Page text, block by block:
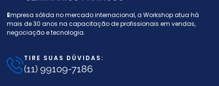
Empresa sólida no mercado internacional, a Workshop atua há
mais de 30 anos na capacitação de profissionais em vendas,
negociação e tecnologia.
TIRE SUAS DÚVIDAS:
(11) 99109-7186